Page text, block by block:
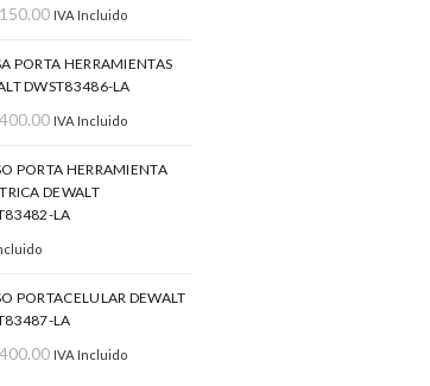
IVA Incluido
PORTA HERRAMIENTAS
DWST83486-LA
IVA Incluido
PORTA HERRAMIENTA
DEWALT
LA
PORTACELULAR DEWALT
LA
IVA Incluido